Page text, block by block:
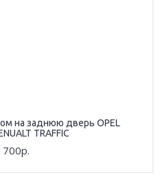
на заднюю дверь OPEL
TRAFFIC